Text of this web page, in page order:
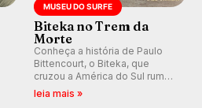
MUSEU DO SURFE
Biteka no Trem da
Morte
Conheça a história de Paulo
Bittencourt, o Biteka, que
cruzou a América do Sul rumo
ao Pacífico em uma jornada
que se tornou um marco de
leia mais »